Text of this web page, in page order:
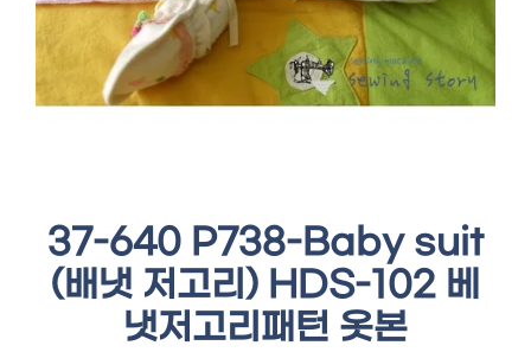
37-640 P738-Baby suit
(배냇 저고리) HDS-102 베
냇저고리패턴 옷본